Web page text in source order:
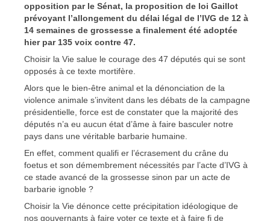
opposition par le Sénat, la proposition de loi Gaillot
prévoyant l’allongement du délai légal de l’IVG de 12 à
14 semaines de grossesse a finalement été adoptée
hier par 135 voix contre 47.
Choisir la Vie salue le courage des 47 députés qui se sont
opposés à ce texte mortifère.
Alors que le bien-être animal et la dénonciation de la
violence animale s’invitent dans les débats de la campagne
présidentielle, force est de constater que la majorité des
députés n’a eu aucun état d’âme à faire basculer notre
pays dans une véritable barbarie humaine.
En effet, comment qualifi er l’écrasement du crâne du
foetus et son démembrement nécessités par l’acte d’IVG à
ce stade avancé de la grossesse sinon par un acte de
barbarie ignoble ?
Choisir la Vie dénonce cette précipitation idéologique de
nos gouvernants à faire voter ce texte et à faire fi de